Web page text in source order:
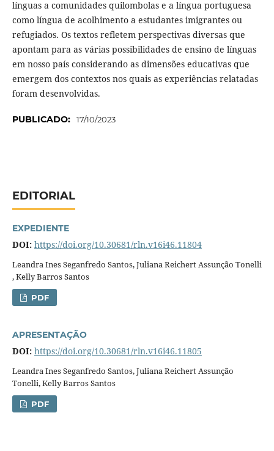
línguas a comunidades quilombolas e a língua portuguesa
como língua de acolhimento a estudantes imigrantes ou
refugiados. Os textos refletem perspectivas diversas que
apontam para as várias possibilidades de ensino de línguas
em nosso país considerando as dimensões educativas que
emergem dos contextos nos quais as experiências relatadas
foram desenvolvidas.
PUBLICADO: 17/10/2023
EDITORIAL
EXPEDIENTE
DOI: https://doi.org/10.30681/rln.v16i46.11804
Leandra Ines Seganfredo Santos, Juliana Reichert Assunção Tonelli
, Kelly Barros Santos
PDF
APRESENTAÇÃO
DOI: https://doi.org/10.30681/rln.v16i46.11805
Leandra Ines Seganfredo Santos, Juliana Reichert Assunção
Tonelli, Kelly Barros Santos
PDF